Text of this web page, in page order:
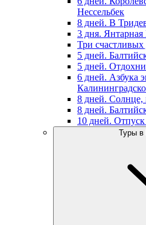
Нессельбек
8 дней. В
3 дня. Янтарная
Три
5 дней.
5 дней.
6 дней. Азбука
8 дней. Солнце,
8 дней.
10 дней.
Туры в